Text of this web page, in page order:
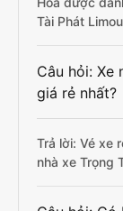
Tài Phát
Câu hỏi: Xe
giá rẻ nhất?
Trả lời: Vé xe
nhà xe Trọng